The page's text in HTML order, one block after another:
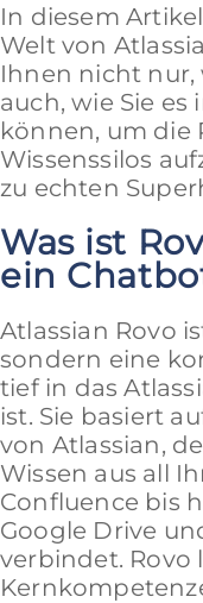
In diesem
Welt von
Ihnen nicht nur,
auch, wie Sie es
können, um die
Wissenssilos
zu echten
Was ist
ein
Atlassian Rovo
sondern eine
tief in das
ist. Sie basiert
von Atlassian,
Wissen aus all
Confluence bis
Google Drive
verbindet. Rovo